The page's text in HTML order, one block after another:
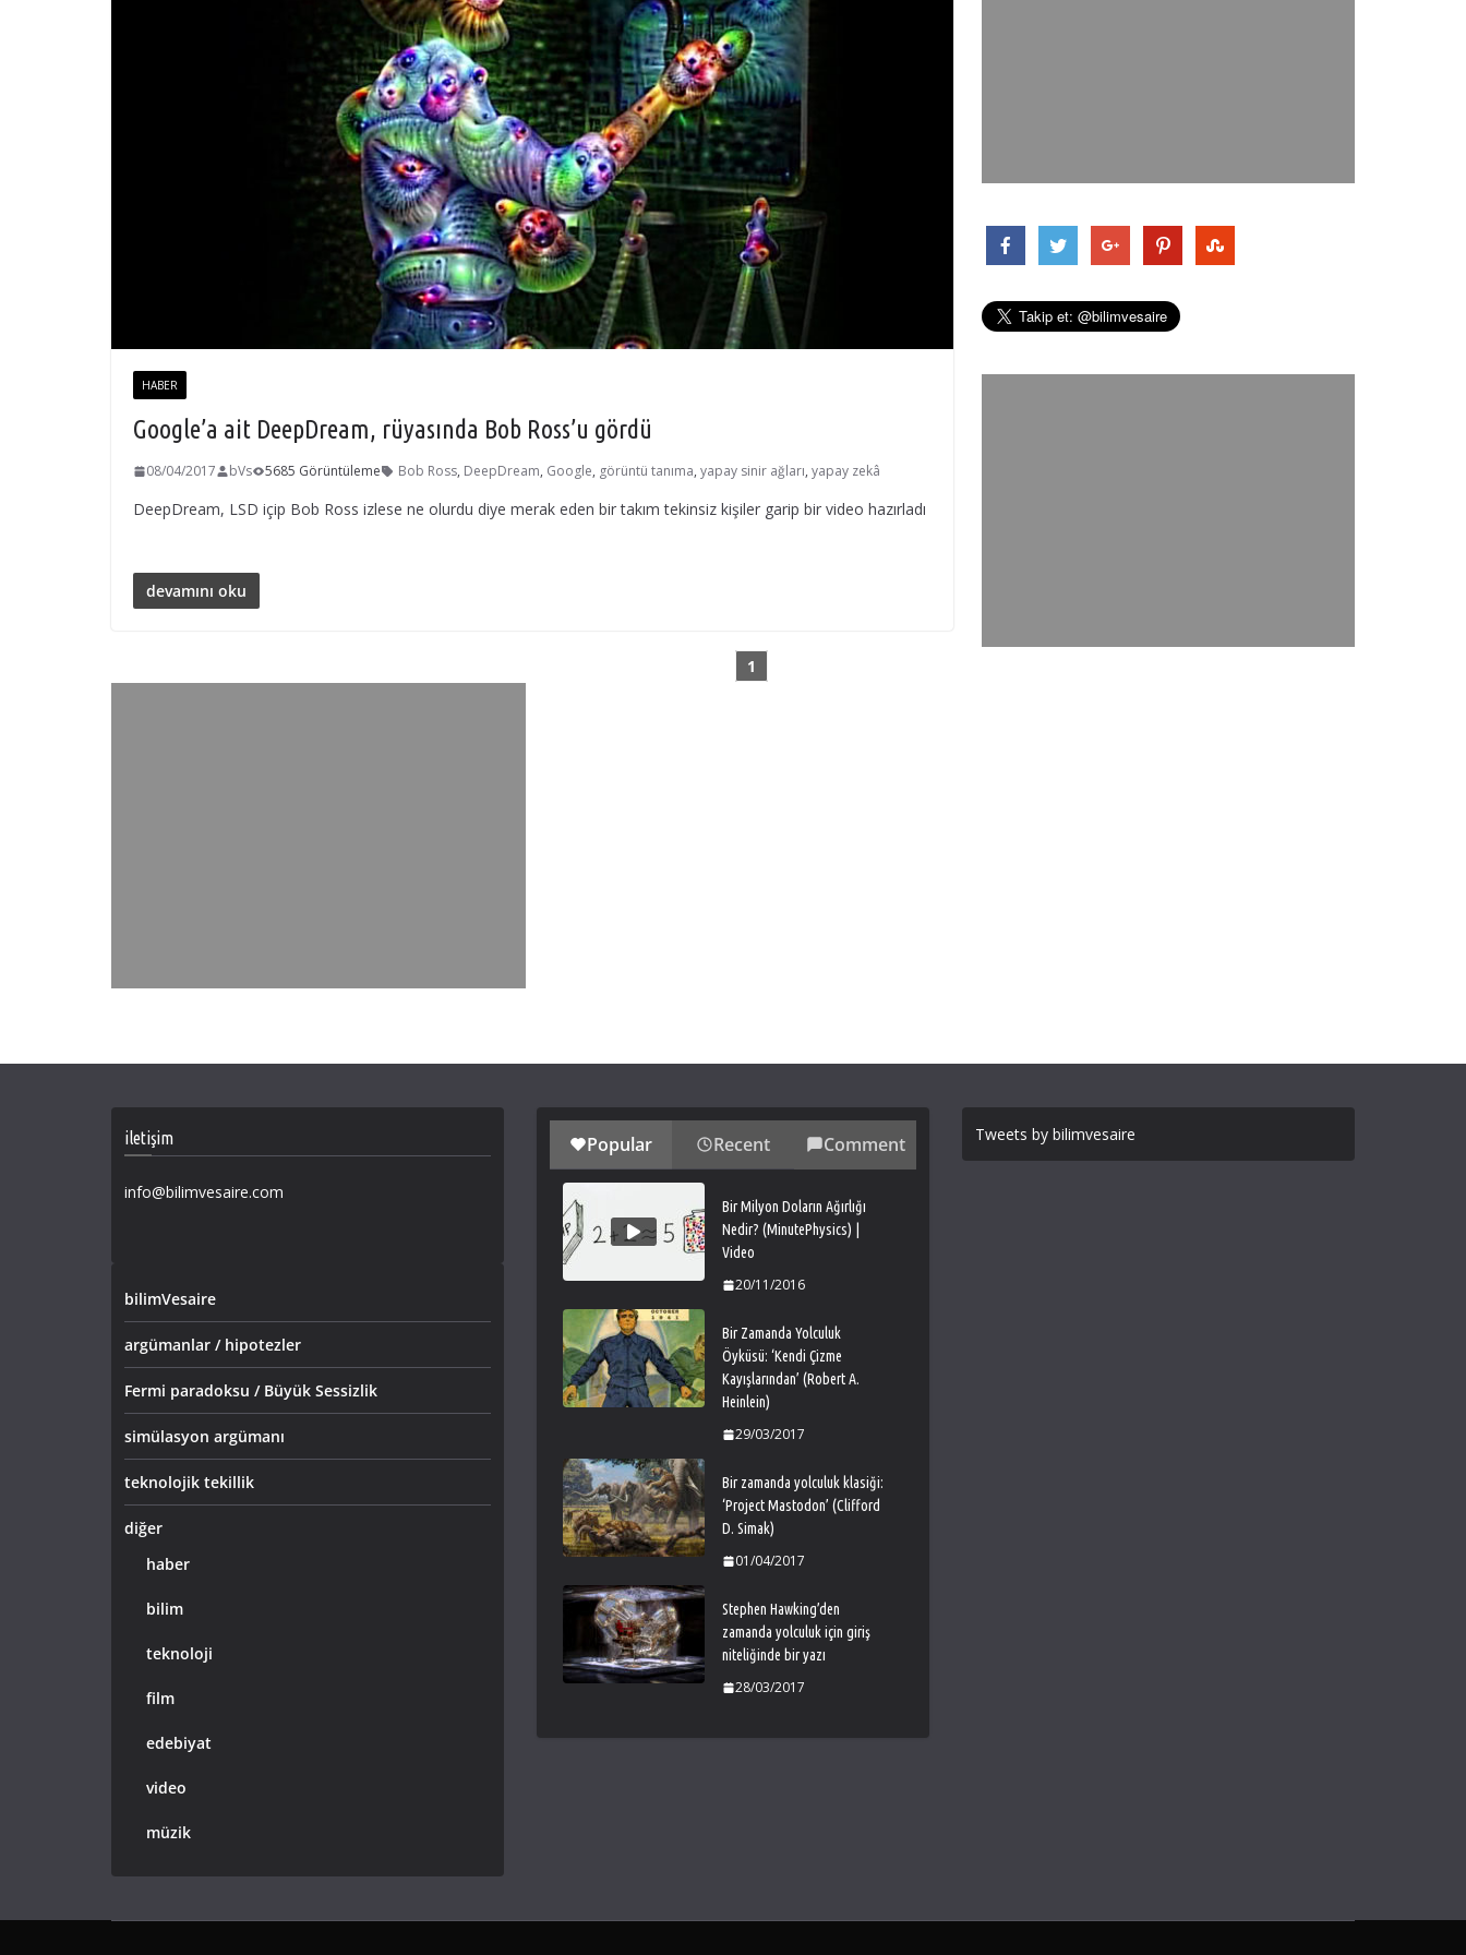
HABER
Google’a ait DeepDream, rüyasında Bob Ross’u gördü
08/04/2017 bVs 5685 Görüntüleme Bob Ross, DeepDream, Google, görüntü tanıma, yapay sinir ağları, yapay zekâ
DeepDream, LSD içip Bob Ross izlese ne olurdu diye merak eden bir takım tekinsiz kişiler garip bir video hazırladı
devamını oku
1
iletişim
info@bilimvesaire.com
bilimVesaire
argümanlar / hipotezler
Fermi paradoksu / Büyük Sessizlik
simülasyon argümanı
teknolojik tekillik
diğer
haber
bilim
teknoloji
film
edebiyat
video
müzik
Popular Recent Comment
Bir Milyon Doların Ağırlığı
Nedir? (MinutePhysics) |
Video
20/11/2016
Bir Zamanda Yolculuk
Öyküsü: ‘Kendi Çizme
Kayışlarından’ (Robert A.
Heinlein)
29/03/2017
Bir zamanda yolculuk klasiği:
‘Project Mastodon’ (Clifford
D. Simak)
01/04/2017
Stephen Hawking’den
zamanda yolculuk için giriş
niteliğinde bir yazı
28/03/2017
Tweets by bilimvesaire